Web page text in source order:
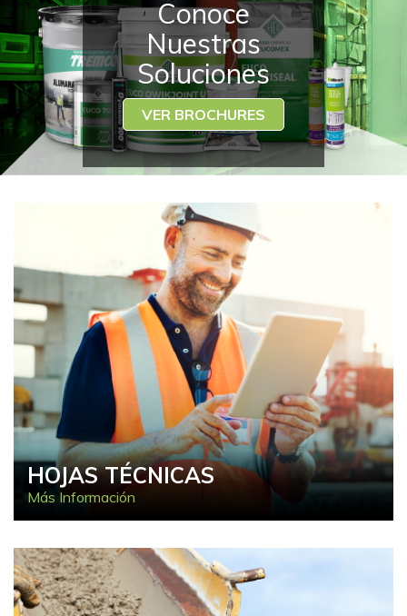
Conoce
Nuestras
Soluciones
VER BROCHURES
HOJAS TÉCNICAS
Más Información